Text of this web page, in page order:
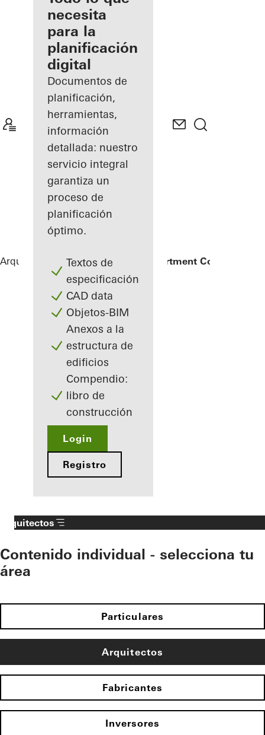
registrado
Descubre
mi área
de
trabajo
necesita
para la
planificación
digital
Documentos de
planificación,
herramientas,
información
detallada: nuestro
servicio integral
garantiza un
proceso de
planificación
óptimo.
Textos de
especificación
CAD data
Objetos-BIM
Anexos a la
estructura de
edificios
Compendio:
libro de
construcción
Login
Registro
Arquitectos ReferenciasAmanoo Apartment Complex
Arquitectos
Contenido individual - selecciona tu
área
Particulares
Arquitectos
Fabricantes
Inversores